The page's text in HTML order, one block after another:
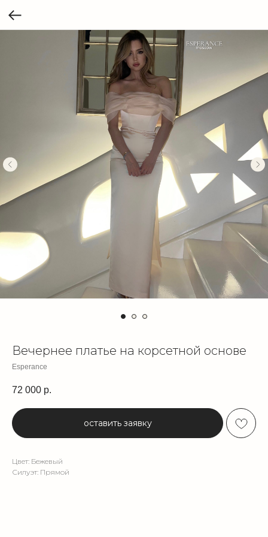
Вечернее платье на корсетной основе
Esperance
72 000 р.
оставить заявку
Цвет: Бежевый
Силуэт: Прямой